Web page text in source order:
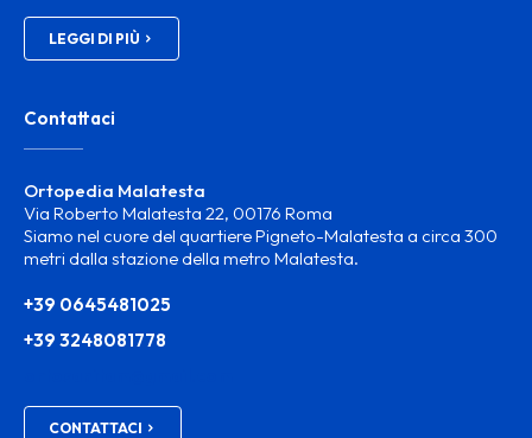
LEGGI DI PIÙ
Contattaci
Ortopedia Malatesta
Via Roberto Malatesta 22, 00176 Roma
Siamo nel cuore del quartiere Pigneto-Malatesta a circa 300
metri dalla stazione della metro Malatesta.
+39 0645481025
+39 3248081778
CONTATTACI